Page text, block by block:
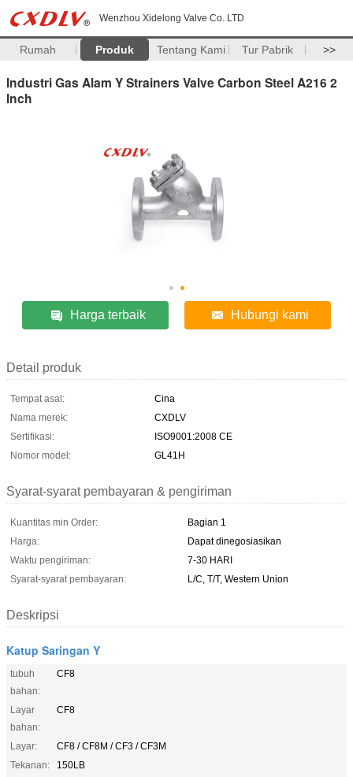
Wenzhou Xidelong Valve Co. LTD
Rumah Produk Tentang Kami Tur Pabrik >>
Industri Gas Alam Y Strainers Valve Carbon Steel A216 2
Inch
Harga terbaik Hubungi kami
Detail produk
Tempat asal:
Cina
Nama merek:
CXDLV
Sertifikasi:
ISO9001:2008 CE
Nomor model:
GL41H
Syarat-syarat pembayaran & pengiriman
Kuantitas min Order:
Bagian 1
Harga:
Dapat dinegosiasikan
Waktu pengiriman:
7-30 HARI
Syarat-syarat pembayaran:
L/C, T/T, Western Union
Deskripsi
Katup Saringan Y
tubuh
bahan:
CF8
Layar
bahan:
CF8
Layar:
CF8 / CF8M / CF3 / CF3M
Tekanan:
150LB